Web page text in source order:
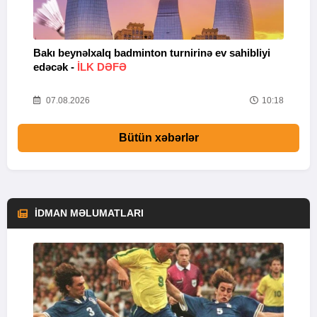
Bakı beynəlxalq badminton turnirinə ev sahibliyi
edəcək - İLK DƏFƏ
07.08.2026 10:18
Bütün xəbərlər
İDMAN MƏLUMATLARI